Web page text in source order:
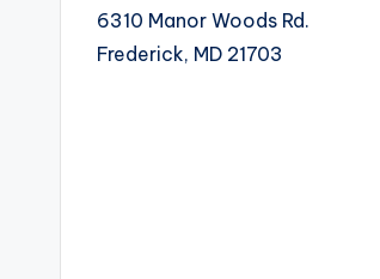
6310 Manor Woods Rd.
​Frederick, MD 21703